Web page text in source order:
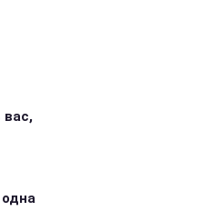
вас,
одна